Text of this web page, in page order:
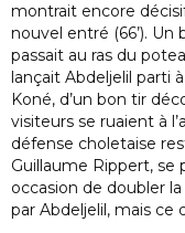
montrait encore
nouvel entré (66’).
passait au ras du
lançait Abdeljelil parti
Koné, d’un bon tir
visiteurs se ruaient à
défense choletaise
Guillaume Rippert,
occasion de doubler
par Abdeljelil, mais ce